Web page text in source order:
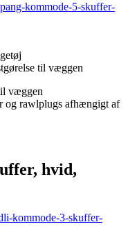
kommode-5-skuffer-
til væggen
væggen
og rawlplugs afhængigt af
hvid,
kommode-3-skuffer-